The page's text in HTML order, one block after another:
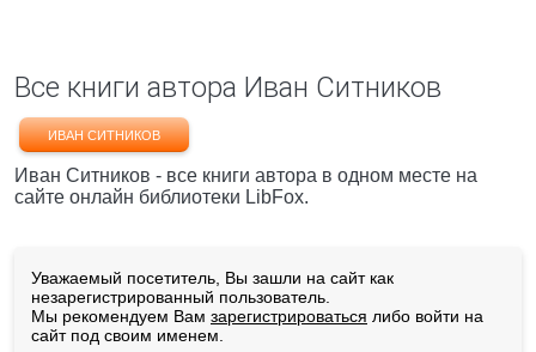
Все книги автора Иван Ситников
ИВАН СИТНИКОВ
Иван Ситников - все книги автора в одном месте на
сайте онлайн библиотеки LibFox.
Уважаемый посетитель, Вы зашли на сайт как
незарегистрированный пользователь.
Мы рекомендуем Вам зарегистрироваться либо войти на
сайт под своим именем.